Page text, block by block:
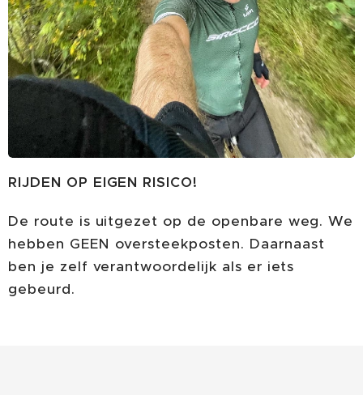
RIJDEN OP EIGEN RISICO!
De route is uitgezet op de openbare weg. We
hebben GEEN oversteekposten. Daarnaast
ben je zelf verantwoordelijk als er iets
gebeurd.